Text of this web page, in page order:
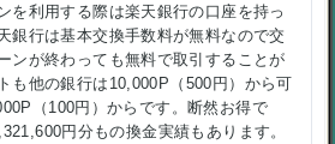
を利用する際は楽天銀行の口座を持っ
銀行は基本交換手数料が無料なので交
ンが終わっても無料で取引することが
も他の銀行は 10,000P（500円） から可
（100円）からです。断然お得で
円分 もの換金実績もあります。